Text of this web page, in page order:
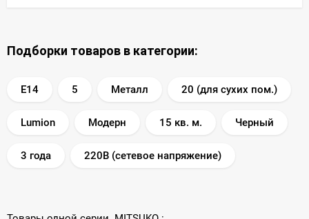
Подборки товаров в категории:
E14 5 Металл 20 (для сухих пом.)
Lumion Модерн 15 кв. м. Черный
3 года 220В (сетевое напряжение)